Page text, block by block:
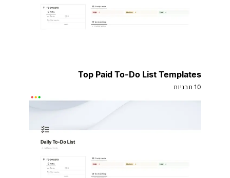
Top Paid To-Do List Templates